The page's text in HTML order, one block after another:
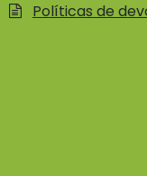
Políticas de